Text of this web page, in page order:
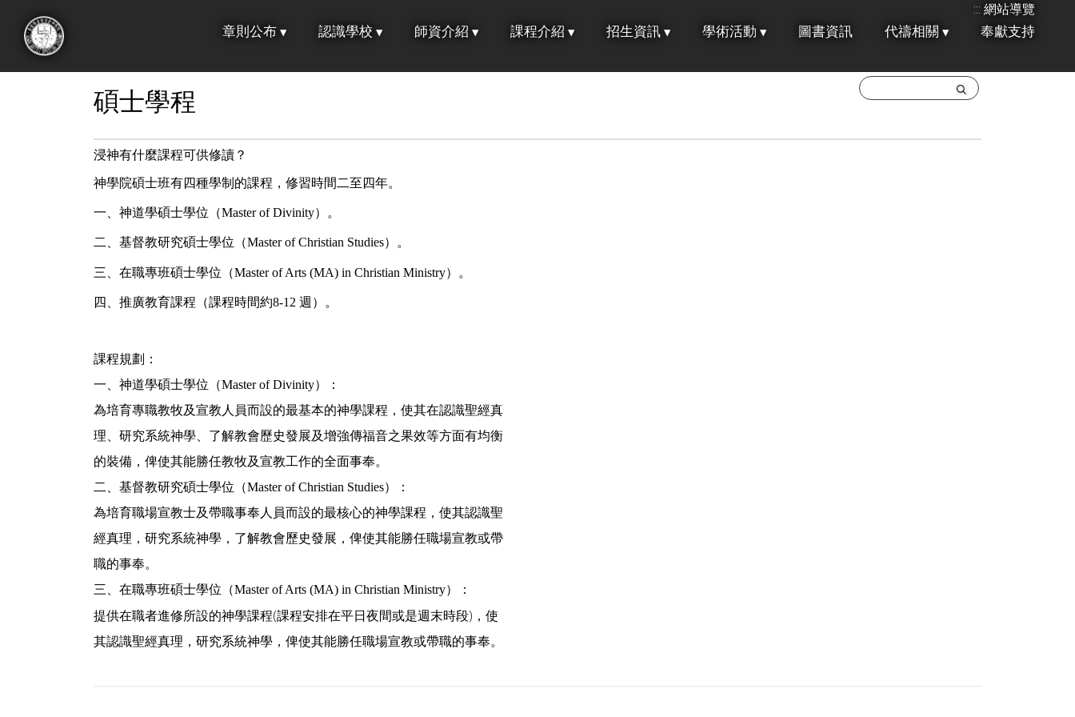
::: 網站導覽
章則公布 認識學校 師資介紹 課程介紹 招生資訊 學術活動 圖書資訊 代禱相關 奉獻支持
碩士學程
浸神有什麼課程可供修讀？
神學院碩士班有四種學制的課程，修習時間二至四年。
一、神道學碩士學位（Master of Divinity）。
二、基督教研究碩士學位（Master of Christian Studies）。
三、在職專班碩士學位（Master of Arts (MA) in Christian Ministry）。
四、推廣教育課程（課程時間約8-12 週）。
課程規劃：
一、神道學碩士學位（Master of Divinity）：
為培育專職教牧及宣教人員而設的最基本的神學課程，使其在認識聖經真
理、研究系統神學、了解教會歷史發展及增強傳福音之果效等方面有均衡
的裝備，俾使其能勝任教牧及宣教工作的全面事奉。
二、基督教研究碩士學位（Master of Christian Studies）：
為培育職場宣教士及帶職事奉人員而設的最核心的神學課程，使其認識聖
經真理，研究系統神學，了解教會歷史發展，俾使其能勝任職場宣教或帶
職的事奉。
三、在職專班碩士學位（Master of Arts (MA) in Christian Ministry）：
提供在職者進修所設的神學課程(課程安排在平日夜間或是週末時段)，使
其認識聖經真理，研究系統神學，俾使其能勝任職場宣教或帶職的事奉。